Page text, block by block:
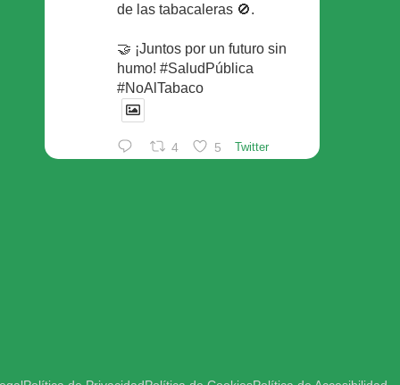
de las tabacaleras 🚫.
🤝 ¡Juntos por un futuro sin
humo! #SaludPública
#NoAlTabaco
4 5 Twitter